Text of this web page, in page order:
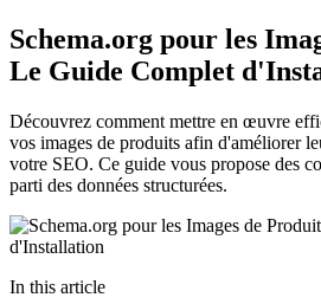
Schema.org pour les
Le Guide Complet
Découvrez comment mettre en œuvre
vos images de produits afin d'améliorer
votre SEO. Ce guide vous propose des
parti des données structurées.
In this article